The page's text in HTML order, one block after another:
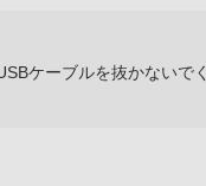
ケーブルを抜かないで